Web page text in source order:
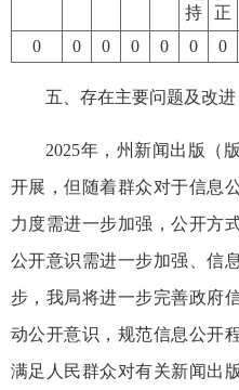
持
正
0 0 0 0 0 0 0
五、存在主要问题及改进
2025年，州新闻出版（
开展，但随着群众对于信息
力度需进一步加强，公开方
公开意识需进一步加强、信
步，我局将进一步完善政府
动公开意识，规范信息公开
满足人民群众对有关新闻出